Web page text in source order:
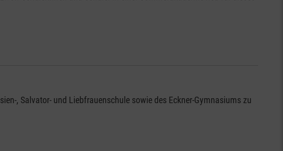
, Salvator- und Liebfrauenschule sowie des Eckner-Gymnasiums zu